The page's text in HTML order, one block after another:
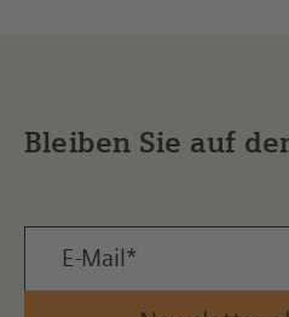
Bleiben Sie auf